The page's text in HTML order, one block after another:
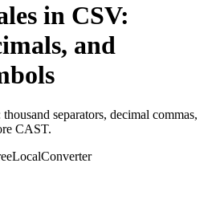
in CSV:
and
separators, decimal commas,
CAST.